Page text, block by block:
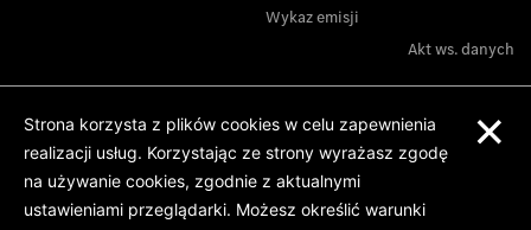
Wykaz emisji
Akt ws. danych
Strona korzysta z plików cookies w celu zapewnienia
realizacji usług. Korzystając ze strony wyrażasz zgodę
na używanie cookies, zgodnie z aktualnymi
ustawieniami przeglądarki. Możesz określić warunki
×